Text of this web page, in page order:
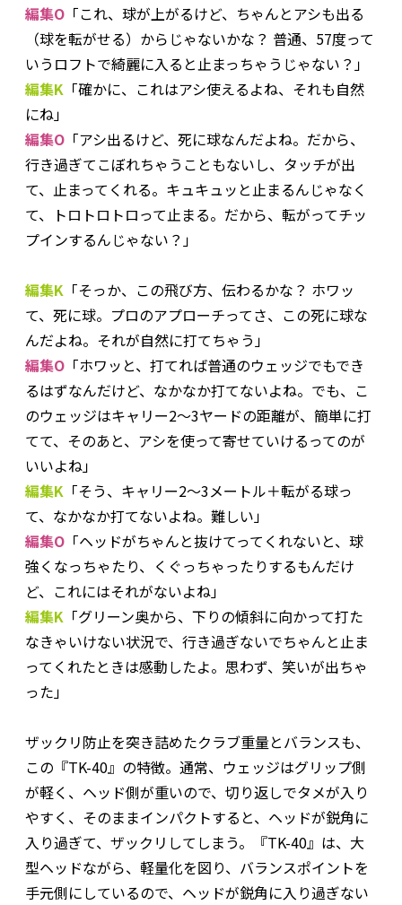
編集O 「これ、球が上がるけど、ちゃんとアシも出る
（球を転がせる）からじゃないかな？ 普通、57度って
いうロフトで綺麗に入ると止まっちゃうじゃない？」
編集K 「確かに、これはアシ使えるよね、それも自然
にね」
編集O 「アシ出るけど、死に球なんだよね。だから、
行き過ぎてこぼれちゃうこともないし、タッチが出
て、止まってくれる。キュキュッと止まるんじゃなく
て、トロトロトロって止まる。だから、転がってチッ
プインするんじゃない？」
編集K 「そっか、この飛び方、伝わるかな？ ホワッ
て、死に球。プロのアプローチってさ、この死に球な
んだよね。それが自然に打てちゃう」
編集O 「ホワッと、打てれば普通のウェッジでもでき
るはずなんだけど、なかなか打てないよね。でも、こ
のウェッジはキャリー2～3ヤードの距離が、簡単に打
てて、そのあと、アシを使って寄せていけるってのが
いいよね」
編集K 「そう、キャリー2～3メートル＋転がる球っ
て、なかなか打てないよね。難しい」
編集O 「ヘッドがちゃんと抜けてってくれないと、球
強くなっちゃたり、くぐっちゃったりするもんだけ
ど、これにはそれがないよね」
編集K 「グリーン奥から、下りの傾斜に向かって打た
なきゃいけない状況で、行き過ぎないでちゃんと止ま
ってくれたときは感動したよ。思わず、笑いが出ちゃ
った」
ザックリ防止を突き詰めたクラブ重量とバランスも、
この『TK-40』の特徴。通常、ウェッジはグリップ側
が軽く、ヘッド側が重いので、切り返しでタメが入り
やすく、そのままインパクトすると、ヘッドが鋭角に
入り過ぎて、ザックリしてしまう。『TK-40』は、大
型ヘッドながら、軽量化を図り、バランスポイントを
手元側にしているので、ヘッドが鋭角に入り過ぎない